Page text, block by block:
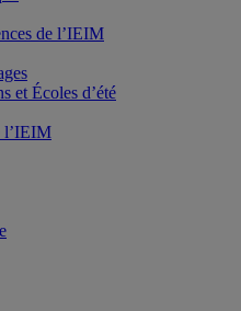
de l’IEIM
et Écoles d’été
l’IEIM